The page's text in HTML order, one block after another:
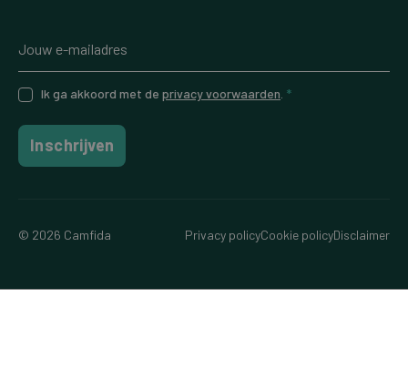
Ik ga akkoord met de privacy voorwaarden. *
Inschrijven
© 2026 Camfida Privacy policyCookie policyDisclaimer